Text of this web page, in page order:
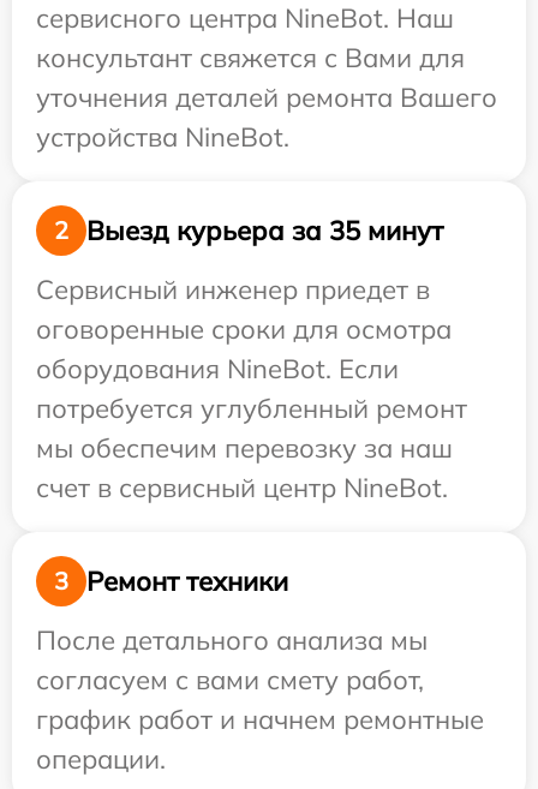
сервисного центра NineBot. Наш
консультант свяжется с Вами для
уточнения деталей ремонта Вашего
устройства NineBot.
2
Выезд курьера за 35 минут
Сервисный инженер приедет в
оговоренные сроки для осмотра
оборудования NineBot. Если
потребуется углубленный ремонт
мы обеспечим перевозку за наш
счет в сервисный центр NineBot.
3
Ремонт техники
После детального анализа мы
согласуем с вами смету работ,
график работ и начнем ремонтные
операции.